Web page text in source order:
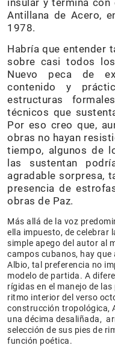
insular y termina
Antillana de Acero,
1978.
Habría que entender
sobre casi todos
Nuevo peca de
contenido y
estructuras
técnicos que
Por eso creo que,
obras no hayan
tiempo, algunos de
las sustentan
agradable sorpresa,
presencia de
obras de Paz.
Más allá de la voz
ella impuesto, de celebrar
simple apego del autor al
campos cubanos, hay que
Albio, tal preferencia no
modelo de partida. A
rígidas en el manejo de
ritmo interior del verso
construcción tropológica,
una décima desaliñada,
selección de sus pies de
función poética.